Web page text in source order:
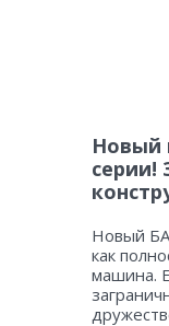
Новый
серии!
Новый
как
машина.